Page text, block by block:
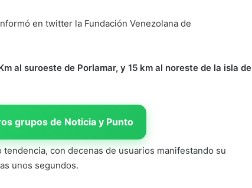
en twitter la Fundación Venezolana de
al suroeste de Porlamar, y 15 km al noreste de la isla de
grupos de Noticia y Punto
con decenas de usuarios manifestando su
unos segundos.